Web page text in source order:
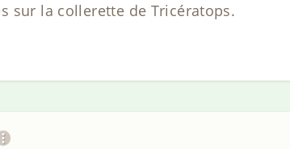
sur la collerette de Tricératops.